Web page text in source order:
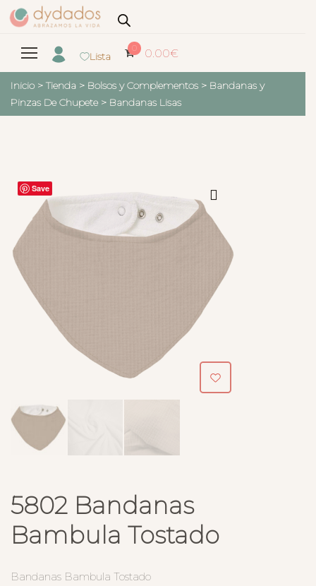
Lista
0 0.00€
Inicio > Tienda > Bolsos y Complementos > Bandanas y
Pinzas De Chupete > Bandanas Lisas
Save
5802 Bandanas
Bambula Tostado
Bandanas Bambula Tostado